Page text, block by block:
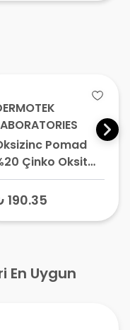
Rash Oil Mix
Pişik
Bakım
20 ml
1,103
En Uygun